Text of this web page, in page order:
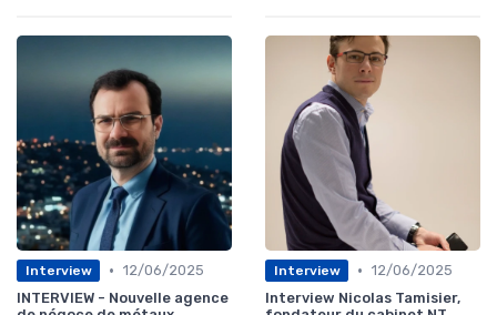
Interview • 12/06/2025
INTERVIEW - Nouvelle agence
Interview • 12/06/2025
Interview Nicolas Tamisier,